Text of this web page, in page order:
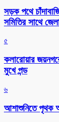
সড়ক পথে
সমিতির সাথে
৫
কলারোয়ার
মুখে পন্ড
৬
আশাশুনিতে পৃথক